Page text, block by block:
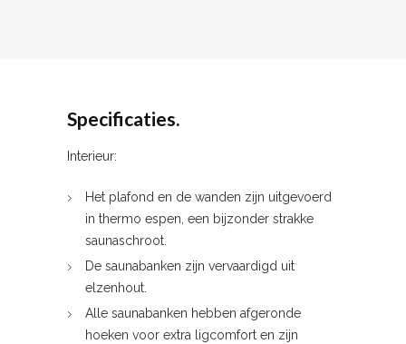
Specificaties.
Interieur:
Het plafond en de wanden zijn uitgevoerd
in thermo espen, een bijzonder strakke
saunaschroot.
De saunabanken zijn vervaardigd uit
elzenhout.
Alle saunabanken hebben afgeronde
hoeken voor extra ligcomfort en zijn